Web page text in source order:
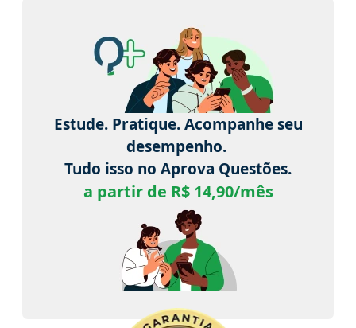
Estude. Pratique. Acompanhe seu
desempenho.
Tudo isso no Aprova Questões.
a partir de R$ 14,90/mês